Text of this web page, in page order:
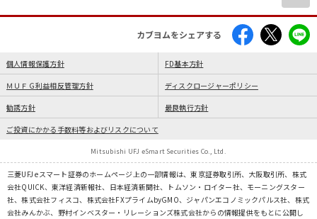
カブヨムをシェアする
個人情報保護方針 FD基本方針
ＭＵＦＧ利益相反管理方針 ディスクロージャーポリシー
勧誘方針 最良執行方針
ご投資にかかる手数料等およびリスクについて
Mitsubishi UFJ eSmart Securities Co., Ltd.
三菱UFJ eスマート証券のホームページ上の一部情報は、東京証券取引所、大阪取引所、株式
会社QUICK、東洋経済新報社、日本経済新聞社、トムソン・ロイター社、モーニングスター
社、株式会社フィスコ、株式会社FXプライムbyGMO、ジャパンエコノミックパルス社、株式
会社みんかぶ、野村インベスター・リレーションズ株式会社からの情報提供をもとに公開し